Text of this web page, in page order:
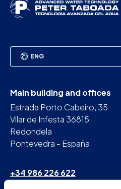
ENG
Main building and offices
Estrada Porto Cabeiro, 35
Vilar de Infesta 36815
Redondela
Pontevedra - España
+34 986 226 622